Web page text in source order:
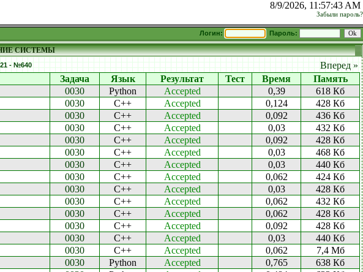
8/9/2026, 11:57:43 AM
Забыли пароль?
Логин: Пароль:
СИСТЕМЫ
- №640
Вперед »
Задача Язык Результат Тест Время
Память
0030 Python Accepted 0,39
618 Кб
0030 C++ Accepted 0,124
428 Кб
0030 C++ Accepted 0,092
436 Кб
0030 C++ Accepted 0,03
432 Кб
0030 C++ Accepted 0,092
428 Кб
0030 C++ Accepted 0,03
468 Кб
0030 C++ Accepted 0,03
440 Кб
0030 C++ Accepted 0,062
424 Кб
0030 C++ Accepted 0,03
428 Кб
0030 C++ Accepted 0,062
432 Кб
0030 C++ Accepted 0,062
428 Кб
0030 C++ Accepted 0,092
428 Кб
0030 C++ Accepted 0,03
440 Кб
0030 C++ Accepted 0,062
7,4 Мб
0030 Python Accepted 0,765
638 Кб